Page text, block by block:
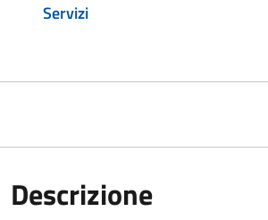
Servizi
Descrizione